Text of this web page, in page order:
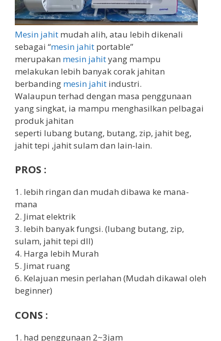
Mesin jahit mudah alih, atau lebih dikenali
sebagai “mesin jahit portable”
merupakan mesin jahityang mampu
melakukan lebih banyak corak jahitan
berbanding mesin jahit industri.
Walaupun terhad dengan masa penggunaan
yang singkat, ia mampu menghasilkan pelbagai
produk jahitan
seperti lubang butang, butang, zip, jahit beg,
jahit tepi ,jahit sulam dan lain-lain.
PROS :
1. lebih ringan dan mudah dibawa ke mana-
mana
2. Jimat elektrik
3. lebih banyak fungsi. (lubang butang, zip,
sulam, jahit tepi dll)
4. Harga lebih Murah
5. Jimat ruang
6. Kelajuan mesin perlahan (Mudah dikawal oleh
beginner)
CONS :
1. had penggunaan 2~3jam